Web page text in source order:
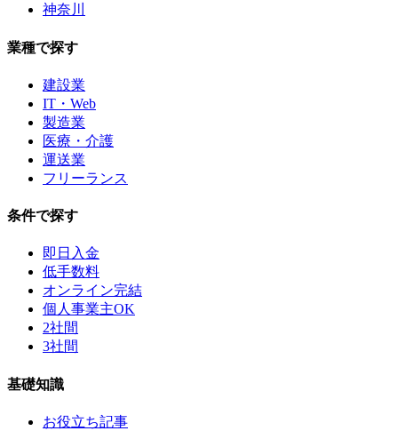
神奈川
業種で探す
建設業
IT・Web
製造業
医療・介護
運送業
フリーランス
条件で探す
即日入金
低手数料
オンライン完結
個人事業主OK
2社間
3社間
基礎知識
お役立ち記事